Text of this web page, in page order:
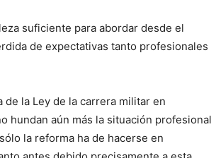
suficiente para abordar desde el
de expectativas tanto profesionales
de la Ley de la carrera militar en
hundan aún más la situación profesional
la reforma ha de hacerse en